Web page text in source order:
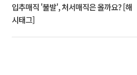
입추매직 '불발', 처서매직은 올까요? [해
시태그]